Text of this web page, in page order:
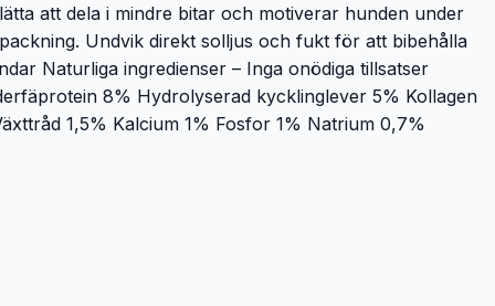
att dela i mindre bitar och motiverar hunden under
Undvik direkt solljus och fukt för att bibehålla
Naturliga ingredienser – Inga onödiga tillsatser
8% Hydrolyserad kycklinglever 5% Kollagen
1,5% Kalcium 1% Fosfor 1% Natrium 0,7%